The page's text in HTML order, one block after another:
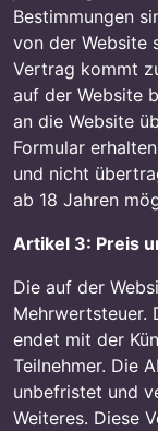
Bestimmungen
von der Website
Vertrag kommt
auf der Website
an die Website
Formular
und nicht
ab 18 Jahren
Artikel 3: Preis
Die auf der
Mehrwertsteuer.
endet mit der
Teilnehmer. Die
unbefristet und
Weiteres. Diese